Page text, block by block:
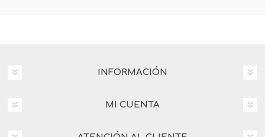
INFORMACIÓN
MI CUENTA